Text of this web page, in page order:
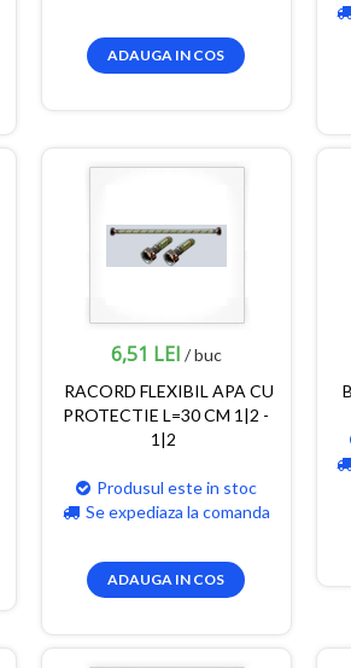
ADAUGA IN COS
6,51 LEI / buc
RACORD FLEXIBIL APA CU
PROTECTIE L=30 CM 1|2 -
1|2
Produsul este in stoc
Se expediaza la comanda
ADAUGA IN COS